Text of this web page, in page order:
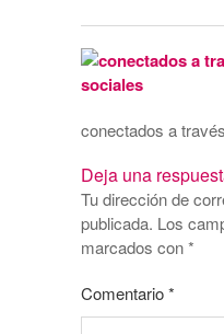
conectados a
Deja una
Tu dirección de
publicada. Los
marcados con*
Comentario*